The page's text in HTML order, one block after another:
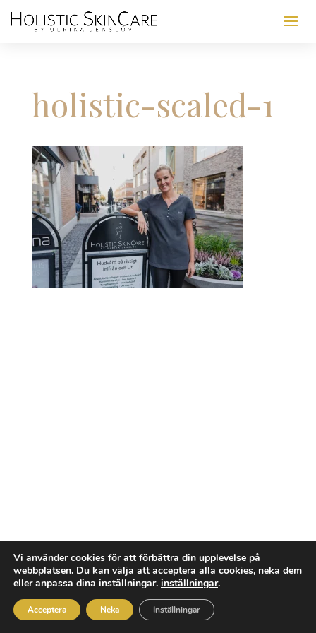
holistic-scaled-1
Rum uthyres
I vår nya lokal på Brogatan
2 i Mölndal.
Vi använder cookies för att förbättra din upplevelse på
webbplatsen. Du kan välja att acceptera alla cookies, neka dem
eller anpassa dina inställningar. inställningar.
Acceptera Neka Inställningar